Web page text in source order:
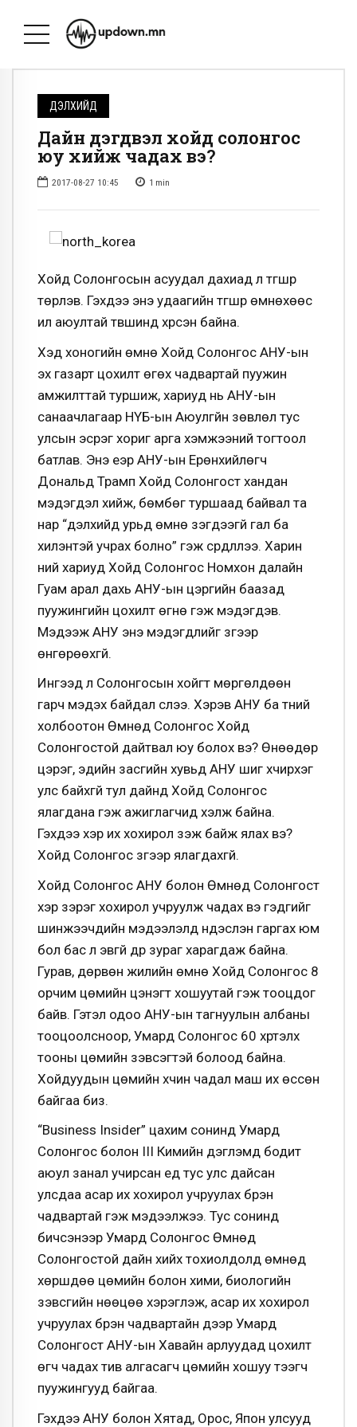
ДЭЛХИЙД
Дайн дэгдвэл хойд солонгос
юу хийж чадах вэ?
2017-08-27 10:45 1 min
Хойд Солонгосын асуудал дахиад л түгшүүр
төрүүлэв. Гэхдээ энэ удаагийн түгшүүр өмнөхөөс
илүү аюултай түвшинд хүрсэн байна.
Хэд хоногийн өмнө Хойд Солонгос АНУ-ын
эх газарт цохилт өгөх чадвартай пуужин
амжилттай туршиж, хариуд нь АНУ-ын
санаачлагаар НҮБ-ын Аюулгүйн зөвлөл тус
улсын эсрэг хориг арга хэмжээний тогтоол
батлав. Энэ үеэр АНУ-ын Ерөнхийлөгч
Дональд Трамп Хойд Солонгост хандан
мэдэгдэл хийж, бөмбөг туршаад байвал та
нар “дэлхийд урьд өмнө үзэгдээгүй гал ба
хилэнтэй учрах болно” гэж сүрдүүллээ. Харин
үүний хариуд Хойд Солонгос Номхон далайн
Гуам арал дахь АНУ-ын цэргийн баазад
пуужингийн цохилт өгнө гэж мэдэгдэв.
Мэдээж АНУ энэ мэдэгдлийг зүгээр
өнгөрөөхгүй.
Ингээд л Солонгосын хойгт мөргөлдөөн
гарч мэдэх байдал үүслээ. Хэрэв АНУ ба түүний
холбоотон Өмнөд Солонгос Хойд
Солонгостой дайтвал юу болох вэ? Өнөөдөр
цэрэг, эдийн засгийн хувьд АНУ шиг хүчирхэг
улс байхгүй тул дайнд Хойд Солонгос
ялагдана гэж ажиглагчид хэлж байна.
Гэхдээ хэр их хохирол үзэж байж ялах вэ?
Хойд Солонгос зүгээр ялагдахгүй.
Хойд Солонгос АНУ болон Өмнөд Солонгост
хэр зэрэг хохирол учруулж чадах вэ гэдгийг
шинжээчдийн мэдээлэлд үндэслэн гаргах юм
бол бас л эвгүй дүр зураг харагдаж байна.
Гурав, дөрвөн жилийн өмнө Хойд Солонгос 8
орчим цөмийн цэнэгт хошуутай гэж тооцдог
байв. Гэтэл одоо АНУ-ын тагнуулын албаны
тооцоолсноор, Умард Солонгос 60 хүртэлх
тооны цөмийн зэвсэгтэй болоод байна.
Хойдуудын цөмийн хүчин чадал маш их өссөн
байгаа биз.
“Business Insider” цахим сонинд Умард
Солонгос болон III Кимийн дэглэмд бодит
аюул занал учирсан үед тус улс дайсан
улсдаа асар их хохирол учруулах бүрэн
чадвартай гэж мэдээлжээ. Тус сонинд
бичсэнээр Умард Солонгос Өмнөд
Солонгостой дайн хийх тохиолдолд өмнөд
хөршдөө цөмийн болон хими, биологийн
зэвсгийн нөөцөө хэрэглэж, асар их хохирол
учруулах бүрэн чадвартайн дээр Умард
Солонгост АНУ-ын Хавайн арлуудад цохилт
өгч чадах тив алгасагч цөмийн хошуу тээгч
пуужингууд байгаа.
Гэхдээ АНУ болон Хятад, Орос, Япон улсууд